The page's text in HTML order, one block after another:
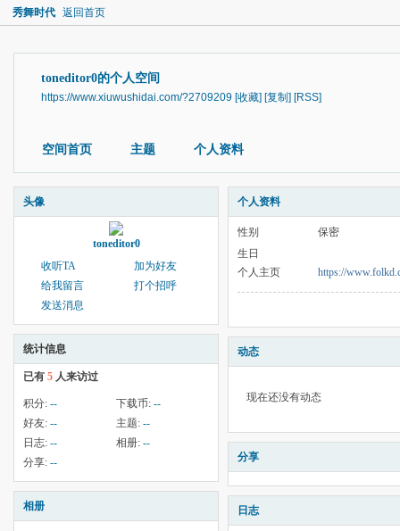
秀舞时代 返回首页
toneditor0的个人空间
https://www.xiuwushidai.com/?2709209 [收藏] [复制] [RSS]
空间首页 主题 个人资料
头像
toneditor0
收听TA
加为好友
给我留言
打个招呼
发送消息
统计信息
已有 5 人来访过
积分: -- 下载币: --
好友: -- 主题: --
日志: -- 相册: --
分享: --
相册
个人资料
性别
保密
生日
个人主页
https://
动态
现在还没有动态
分享
日志